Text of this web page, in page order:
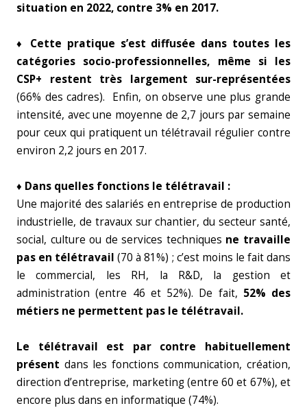
situation en 2022, contre 3% en 2017.
♦ Cette pratique s’est diffusée dans toutes les
catégories socio-professionnelles, même si les
CSP+ restent très largement sur-représentées
(66% des cadres). Enfin, on observe une plus grande
intensité, avec une moyenne de 2,7 jours par semaine
pour ceux qui pratiquent un télétravail régulier contre
environ 2,2 jours en 2017.
♦ Dans quelles fonctions le télétravail :
Une majorité des salariés en entreprise de production
industrielle, de travaux sur chantier, du secteur santé,
social, culture ou de services techniques ne travaille
pas en télétravail (70 à 81%) ; c’est moins le fait dans
le commercial, les RH, la R&D, la gestion et
administration (entre 46 et 52%). De fait, 52% des
métiers ne permettent pas le télétravail.
Le télétravail est par contre habituellement
présent dans les fonctions communication, création,
direction d’entreprise, marketing (entre 60 et 67%), et
encore plus dans en informatique (74%).